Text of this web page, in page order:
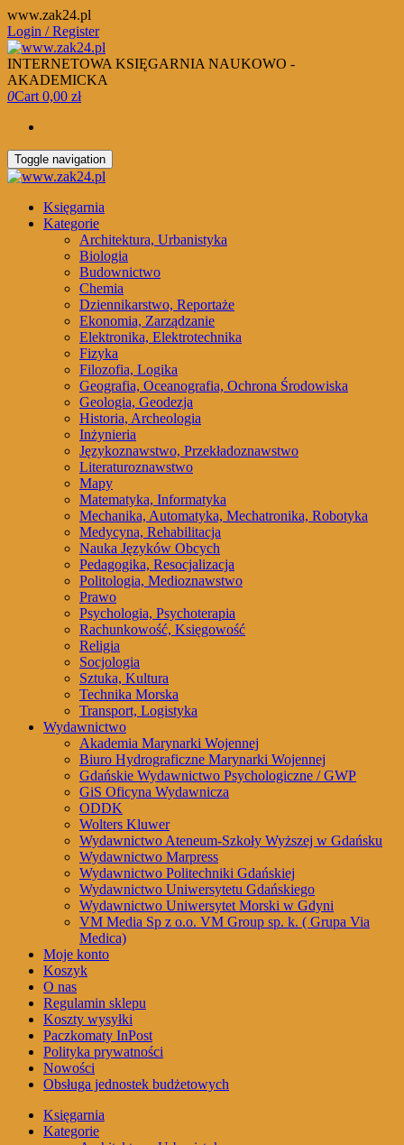
Skip
to
the
content
www.zak24.pl
Login / Register
INTERNETOWA KSIĘGARNIA NAUKOWO -
AKADEMICKA
0Cart 0,00 zł
Toggle navigation
Księgarnia
Kategorie
Architektura, Urbanistyka
Biologia
Budownictwo
Chemia
Dziennikarstwo, Reportaże
Ekonomia, Zarządzanie
Elektronika, Elektrotechnika
Fizyka
Filozofia, Logika
Geografia, Oceanografia, Ochrona Środowiska
Geologia, Geodezja
Historia, Archeologia
Inżynieria
Językoznawstwo, Przekładoznawstwo
Literaturoznawstwo
Mapy
Matematyka, Informatyka
Mechanika, Automatyka, Mechatronika, Robotyka
Medycyna, Rehabilitacja
Nauka Języków Obcych
Pedagogika, Resocjalizacja
Politologia, Medioznawstwo
Prawo
Psychologia, Psychoterapia
Rachunkowość, Księgowość
Religia
Socjologia
Sztuka, Kultura
Technika Morska
Transport, Logistyka
Wydawnictwo
Akademia Marynarki Wojennej
Biuro Hydrograficzne Marynarki Wojennej
Gdańskie Wydawnictwo Psychologiczne / GWP
GiS Oficyna Wydawnicza
ODDK
Wolters Kluwer
Wydawnictwo Ateneum-Szkoły Wyższej w Gdańsku
Wydawnictwo Marpress
Wydawnictwo Politechniki Gdańskiej
Wydawnictwo Uniwersytetu Gdańskiego
Wydawnictwo Uniwersytet Morski w Gdyni
VM Media Sp z o.o. VM Group sp. k. ( Grupa Via
Medica)
Moje konto
Koszyk
O nas
Regulamin sklepu
Koszty wysyłki
Paczkomaty InPost
Polityka prywatności
Nowości
Obsługa jednostek budżetowych
Księgarnia
Kategorie